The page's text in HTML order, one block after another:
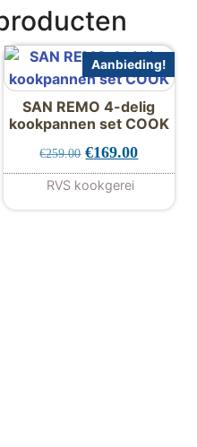
Aanbieding!
SAN REMO 4-delig
kookpannen set COOK
€259.00 Oorspronkelijke
€169.00Huidige
RVS kookgerei
€39.99 tot €59.99
meerdere variaties.